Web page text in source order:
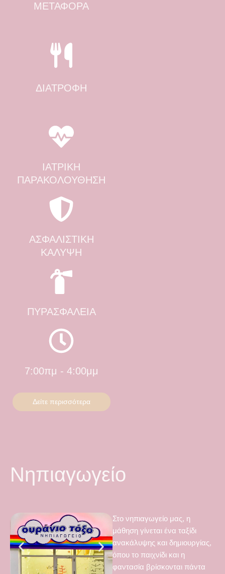
ΜΕΤΑΦΟΡΑ
ΔΙΑΤΡΟΦΉ
ΙΑΤΡΙΚΗ
ΠΑΡΑΚΟΛΟΥΘΗΣΗ
ΑΣΦΑΛΙΣΤΙΚΗ
ΚΑΛΥΨΗ
ΠΥΡΑΣΦΑΛΕΙΑ
7:00πμ - 4:00μμ
Δείτε περισσότερα
Νηπιαγωγείο
Στο νηπιαγωγείο μας, η
μάθηση γίνεται ένα ταξίδι
ανακάλυψης και δημιουργίας,
όπου το παιχνίδι και η
φαντασία βρίσκονται πάντα